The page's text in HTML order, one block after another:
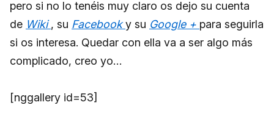
pero si no lo tenéis muy claro os dejo su cuenta
de Wiki , su Facebook y su Google + para seguirla
si os interesa. Quedar con ella va a ser algo más
complicado, creo yo…
[nggallery id=53]